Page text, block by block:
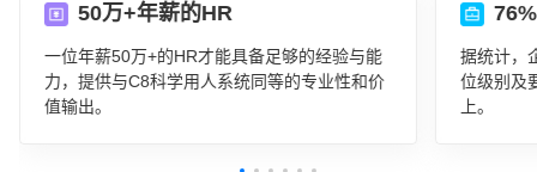
50万+年薪的HR
一位年薪50万+的HR才能具备足够的经验与能
力，提供与C8科学用人系统同等的专业性和价
值输出。
据统计，
位级别及
上。